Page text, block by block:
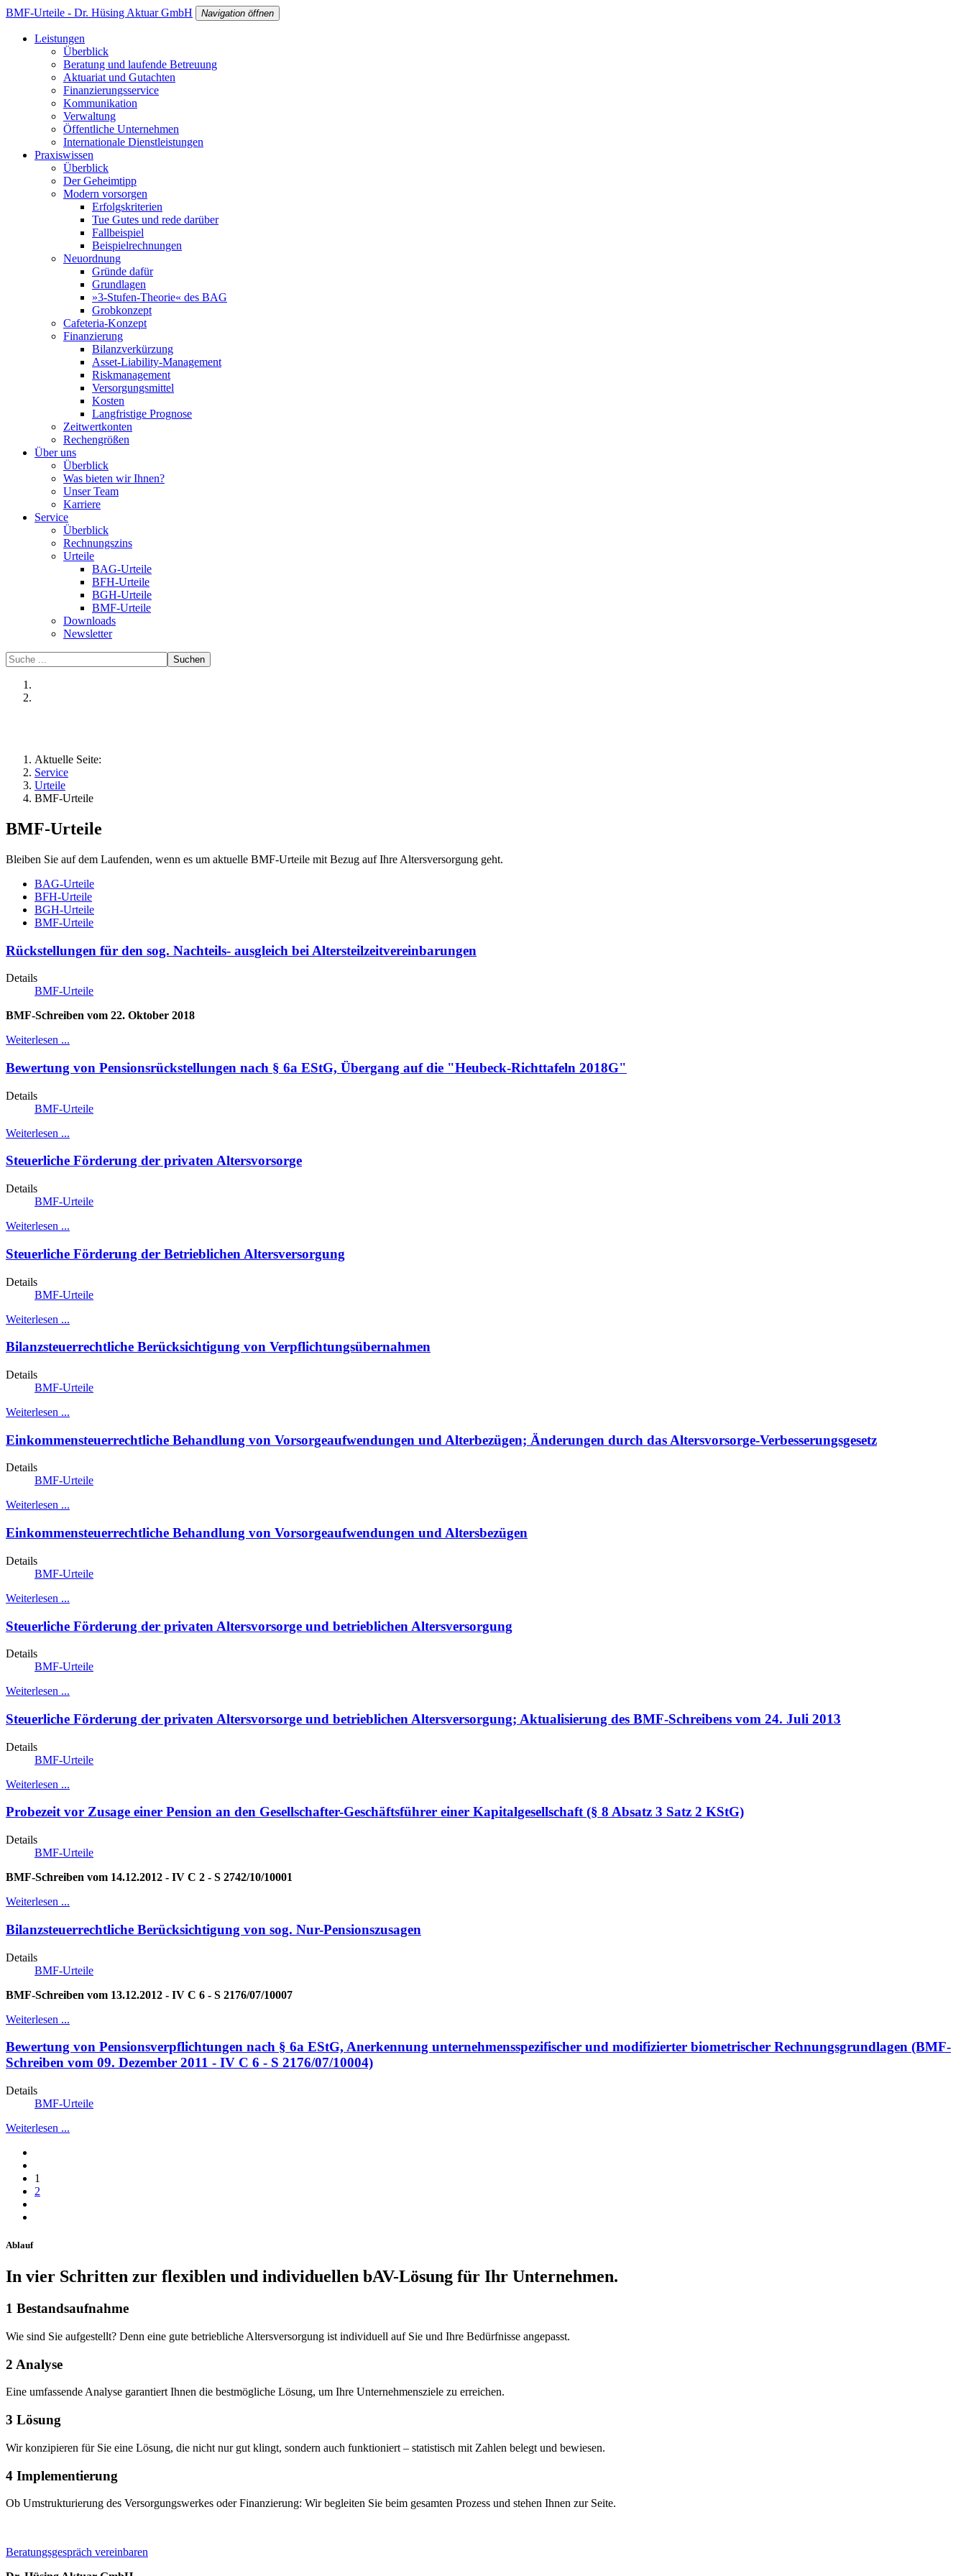
BMF-Urteile - Dr. Hüsing Aktuar GmbH Navigation öffnen
Leistungen
Überblick
Beratung und laufende Betreuung
Aktuariat und Gutachten
Finanzierungsservice
Kommunikation
Verwaltung
Öffentliche Unternehmen
Internationale Dienstleistungen
Praxiswissen
Überblick
Der Geheimtipp
Modern vorsorgen
Erfolgskriterien
Tue Gutes und rede darüber
Fallbeispiel
Beispielrechnungen
Neuordnung
Gründe dafür
Grundlagen
»3-Stufen-Theorie« des BAG
Grobkonzept
Cafeteria-Konzept
Finanzierung
Bilanzverkürzung
Asset-Liability-Management
Riskmanagement
Versorgungsmittel
Kosten
Langfristige Prognose
Zeitwertkonten
Rechengrößen
Über uns
Überblick
Was bieten wir Ihnen?
Unser Team
Karriere
Service
Überblick
Rechnungszins
Urteile
BAG-Urteile
BFH-Urteile
BGH-Urteile
BMF-Urteile
Downloads
Newsletter
Suchen
Aktuelle Seite:
Service
Urteile
BMF-Urteile
BMF-Urteile
Bleiben Sie auf dem Laufenden, wenn es um aktuelle BMF-Urteile mit Bezug auf Ihre Altersversorgung geht.
BAG-Urteile
BFH-Urteile
BGH-Urteile
BMF-Urteile
Rückstellungen für den sog. Nachteils- ausgleich bei Altersteilzeitvereinbarungen
Details
BMF-Urteile
BMF-Schreiben vom 22. Oktober 2018
Weiterlesen ...
Bewertung von Pensionsrückstellungen nach § 6a EStG, Übergang auf die "Heubeck-Richttafeln 2018G"
Details
BMF-Urteile
Weiterlesen ...
Steuerliche Förderung der privaten Altersvorsorge
Details
BMF-Urteile
Weiterlesen ...
Steuerliche Förderung der Betrieblichen Altersversorgung
Details
BMF-Urteile
Weiterlesen ...
Bilanzsteuerrechtliche Berücksichtigung von Verpflichtungsübernahmen
Details
BMF-Urteile
Weiterlesen ...
Einkommensteuerrechtliche Behandlung von Vorsorgeaufwendungen und Alterbezügen; Änderungen durch das Altersvorsorge-Verbesserungsgesetz
Details
BMF-Urteile
Weiterlesen ...
Einkommensteuerrechtliche Behandlung von Vorsorgeaufwendungen und Altersbezügen
Details
BMF-Urteile
Weiterlesen ...
Steuerliche Förderung der privaten Altersvorsorge und betrieblichen Altersversorgung
Details
BMF-Urteile
Weiterlesen ...
Steuerliche Förderung der privaten Altersvorsorge und betrieblichen Altersversorgung; Aktualisierung des BMF-Schreibens vom 24. Juli 2013
Details
BMF-Urteile
Weiterlesen ...
Probezeit vor Zusage einer Pension an den Gesellschafter-Geschäftsführer einer Kapitalgesellschaft (§ 8 Absatz 3 Satz 2 KStG)
Details
BMF-Urteile
BMF-Schreiben vom 14.12.2012 - IV C 2 - S 2742/10/10001
Weiterlesen ...
Bilanzsteuerrechtliche Berücksichtigung von sog. Nur-Pensionszusagen
Details
BMF-Urteile
BMF-Schreiben vom 13.12.2012 - IV C 6 - S 2176/07/10007
Weiterlesen ...
Bewertung von Pensionsverpflichtungen nach § 6a EStG, Anerkennung unternehmensspezifischer und modifizierter biometrischer Rechnungsgrundlagen (BMF-
Schreiben vom 09. Dezember 2011 - IV C 6 - S 2176/07/10004)
Details
BMF-Urteile
Weiterlesen ...
1
2
Ablauf
In vier Schritten zur flexiblen und individuellen bAV-Lösung für Ihr Unternehmen.
1 Bestandsaufnahme
Wie sind Sie aufgestellt? Denn eine gute betriebliche Altersversorgung ist individuell auf Sie und Ihre Bedürfnisse angepasst.
2 Analyse
Eine umfassende Analyse garantiert Ihnen die bestmögliche Lösung, um Ihre Unternehmensziele zu erreichen.
3 Lösung
Wir konzipieren für Sie eine Lösung, die nicht nur gut klingt, sondern auch funktioniert – statistisch mit Zahlen belegt und bewiesen.
4 Implementierung
Ob Umstrukturierung des Versorgungswerkes oder Finanzierung: Wir begleiten Sie beim gesamten Prozess und stehen Ihnen zur Seite.
Beratungsgespräch vereinbaren